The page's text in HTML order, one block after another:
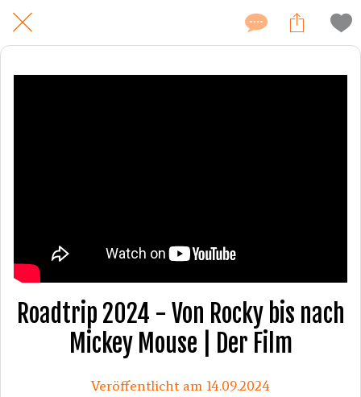
Roadtrip 2024 - Von Rocky bis nach
Mickey Mouse | Der Film
Veröffentlicht am 14.09.2024